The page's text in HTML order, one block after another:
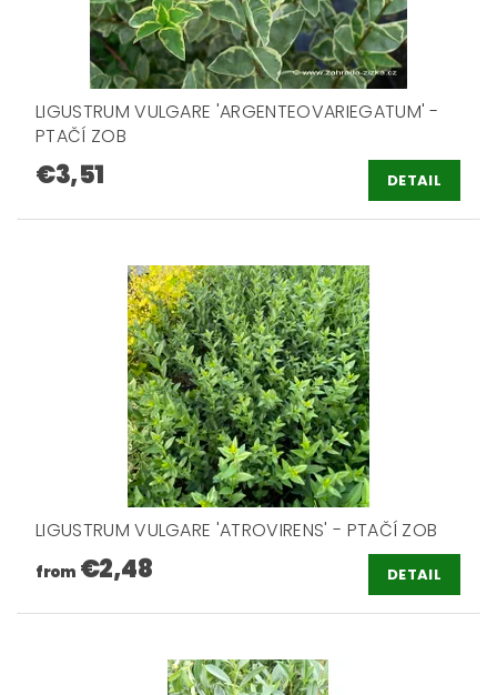
LIGUSTRUM VULGARE 'ARGENTEOVARIEGATUM' -
PTAČÍ ZOB
€3,51 DETAIL
LIGUSTRUM VULGARE 'ATROVIRENS' - PTAČÍ ZOB
from €2,48 DETAIL